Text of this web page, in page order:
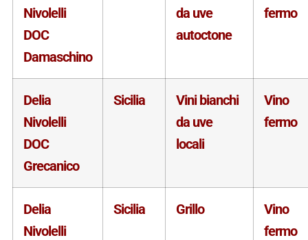
Nivolelli
DOC
Damaschino
da uve
autoctone
fermo
Delia
Nivolelli
DOC
Grecanico
Sicilia
Vini bianchi
da uve
locali
Vino
fermo
Delia
Nivolelli
Sicilia Grillo
Vino
fermo